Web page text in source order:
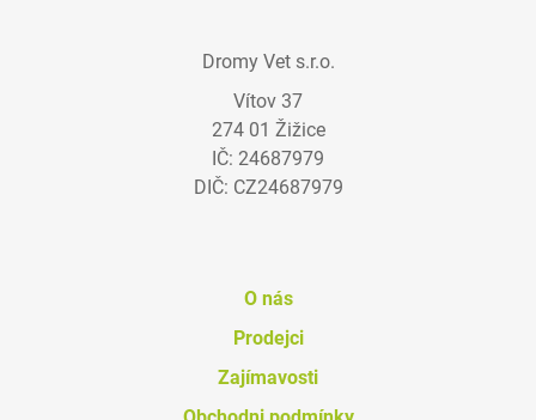
Dromy Vet s.r.o.
Vítov 37
274 01 Žižice
IČ: 24687979
DIČ: CZ24687979
O nás
Prodejci
Zajímavosti